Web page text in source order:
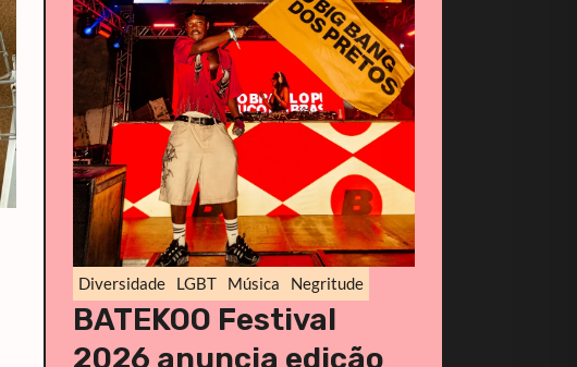
Diversidade LGBT Música Negritude
BATEKOO Festival
2026 anuncia edição